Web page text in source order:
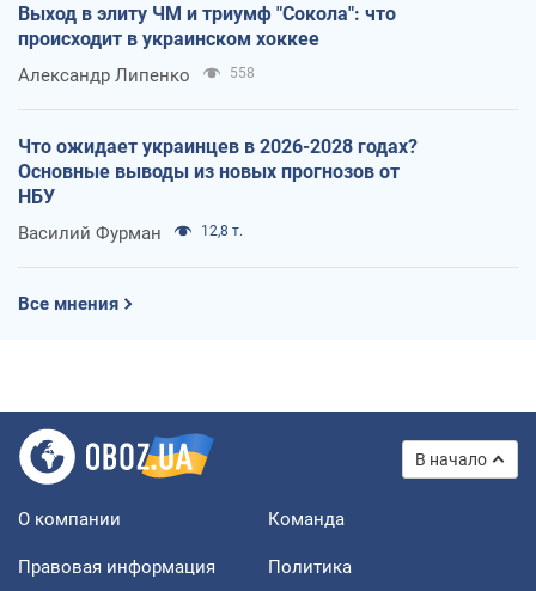
Выход в элиту ЧМ и триумф "Сокола": что
происходит в украинском хоккее
Александр Липенко 558
Что ожидает украинцев в 2026-2028 годах?
Основные выводы из новых прогнозов от
НБУ
Василий Фурман 12,8 т.
Все мнения
В начало
О компании Команда
Правовая информация
Политика